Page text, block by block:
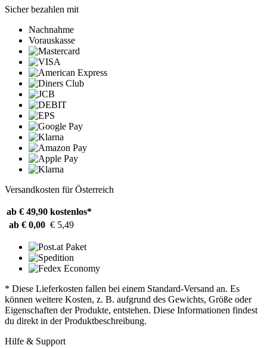
Sicher bezahlen mit
Nachnahme
Vorauskasse
Versandkosten für Österreich
ab € 49,90 kostenlos*
ab € 0,00 € 5,49
* Diese Lieferkosten fallen bei einem Standard-Versand an. Es
können weitere Kosten, z. B. aufgrund des Gewichts, Größe oder
Eigenschaften der Produkte, entstehen. Diese Informationen findest
du direkt in der Produktbeschreibung.
Hilfe & Support